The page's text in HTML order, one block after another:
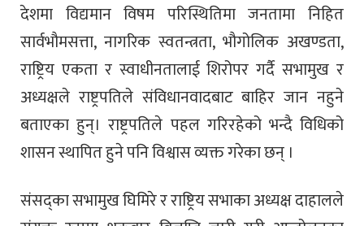
देशमा विद्यमान विषम परिस्थितिमा जनतामा निहित
सार्वभौमसत्ता, नागरिक स्वतन्त्रता, भौगोलिक अखण्डता,
राष्ट्रिय एकता र स्वाधीनतालाई शिरोपर गर्दै सभामुख र
अध्यक्षले राष्ट्रपतिले संविधानवादबाट बाहिर जान नहुने
बताएका हुन्। राष्ट्रपतिले पहल गरिरहेको भन्दै विधिको
शासन स्थापित हुने पनि विश्वास व्यक्त गरेका छन् ।
संसद्‍का सभामुख घिमिरे र राष्ट्रिय सभाका अध्यक्ष दाहालले